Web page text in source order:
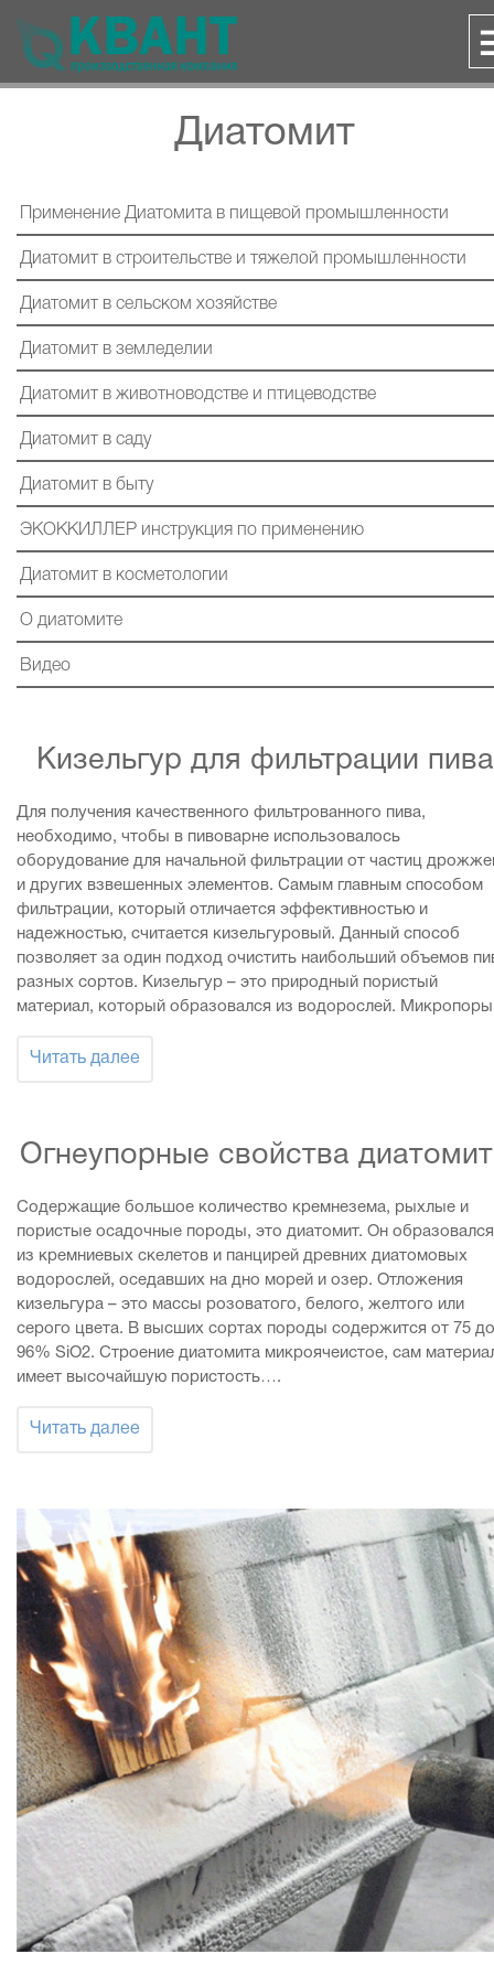
Диатомит
Применение Диатомита в пищевой промышленности
Диатомит в строительстве и тяжелой промышленности
Диатомит в сельском хозяйстве
Диатомит в земледелии
Диатомит в животноводстве и птицеводстве
Диатомит в саду
Диатомит в быту
ЭКОККИЛЛЕР инструкция по применению
Диатомит в косметологии
О диатомите
Видео
Кизельгур для фильтрации пива
Для получения качественного фильтрованного пива,
необходимо, чтобы в пивоварне использовалось
оборудование для начальной фильтрации от частиц
и других взвешенных элементов. Самым главным способом
фильтрации, который отличается эффективностью и
надежностью, считается кизельгуровый. Данный способ
позволяет за один подход очистить наибольший объемов
разных сортов. Кизельгур – это природный пористый
материал, который образовался из водорослей.
Читать далее
Огнеупорные свойства
Содержащие большое количество кремнезема, рыхлые и
пористые осадочные породы, это диатомит. Он образовался
из кремниевых скелетов и панцирей древних диатомовых
водорослей, оседавших на дно морей и озер. Отложения
кизельгура – это массы розоватого, белого, желтого или
серого цвета. В высших сортах породы содержится от 75 до
96% SiO2. Строение диатомита микроячеистое, сам
имеет высочайшую пористость….
Читать далее